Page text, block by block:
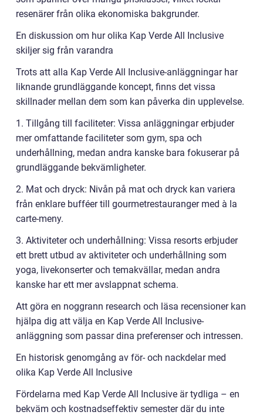
resenärer från olika ekonomiska bakgrunder.
En diskussion om hur olika Kap Verde All Inclusive
skiljer sig från varandra
Trots att alla Kap Verde All Inclusive-anläggningar har
liknande grundläggande koncept, finns det vissa
skillnader mellan dem som kan påverka din upplevelse.
1. Tillgång till faciliteter: Vissa anläggningar erbjuder
mer omfattande faciliteter som gym, spa och
underhållning, medan andra kanske bara fokuserar på
grundläggande bekvämligheter.
2. Mat och dryck: Nivån på mat och dryck kan variera
från enklare bufféer till gourmetrestauranger med à la
carte-meny.
3. Aktiviteter och underhållning: Vissa resorts erbjuder
ett brett utbud av aktiviteter och underhållning som
yoga, livekonserter och temakvällar, medan andra
kanske har ett mer avslappnat schema.
Att göra en noggrann research och läsa recensioner kan
hjälpa dig att välja en Kap Verde All Inclusive-
anläggning som passar dina preferenser och intressen.
En historisk genomgång av för- och nackdelar med
olika Kap Verde All Inclusive
Fördelarna med Kap Verde All Inclusive är tydliga – en
bekväm och kostnadseffektiv semester där du inte